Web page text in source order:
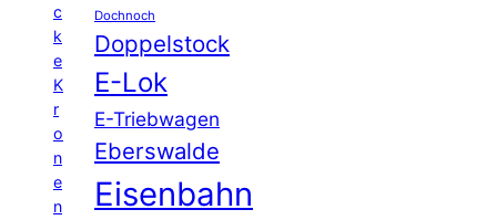
c
k
e
K
r
o
n
e
n
Dochnoch
Doppelstock
E-Lok
E-Triebwagen
Eberswalde
Eisenbahn